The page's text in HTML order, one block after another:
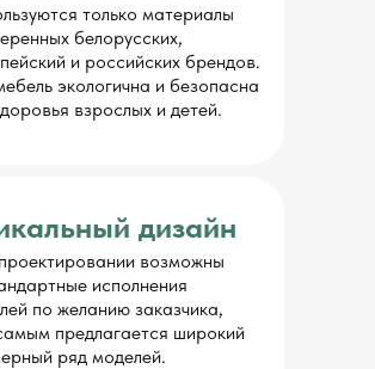
только материалы
белорусских,
и российских брендов.
экологична и безопасна
взрослых и детей.
дизайн
возможны
исполнения
по желанию заказчика,
предлагается широкий
ряд моделей.